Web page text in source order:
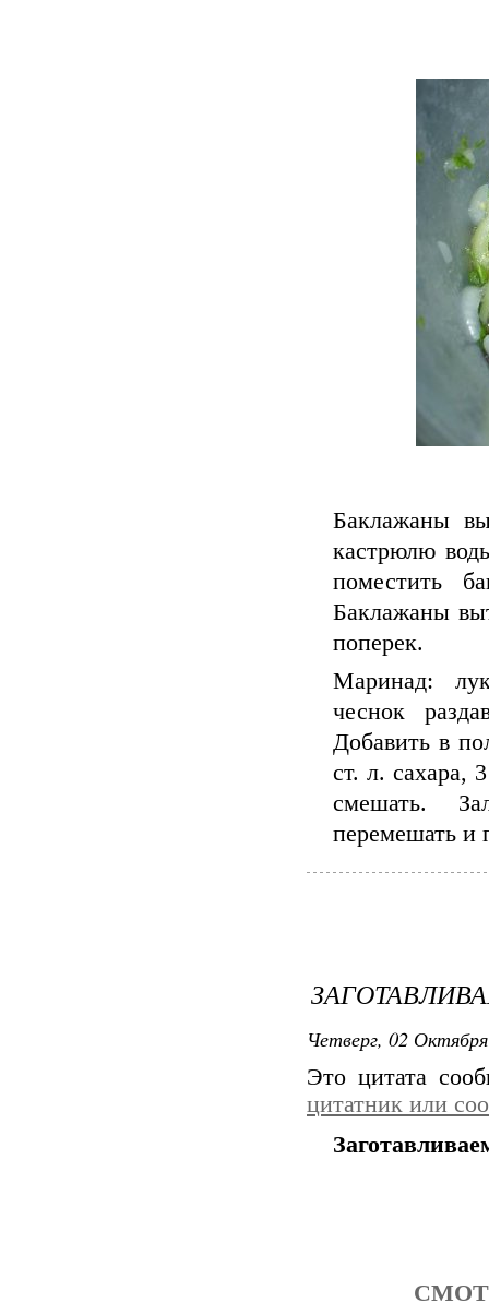
Баклажаны
кастрюлю
поместить
Баклажаны
поперек.
Маринад:
чеснок
Добавить в
ст. л. сахара,
смешать.
перемешать и
Четверг, 02
Это цитата
цитатник или